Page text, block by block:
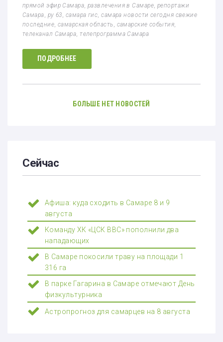
прямой эфир Самара ,развлечения в Самаре репортажи
Самара ру 63 самара гис ,самара новости сегодня свежие
последние самарская область самарские события
телеканал Самара ,телепрограмма Самара
ПОДРОБНЕЕ
БОЛЬШЕ НЕТ НОВОСТЕЙ
Сейчас
Афиша: куда сходить в Самаре 8 и 9
августа
Команду ХК «ЦСК ВВС» пополнили два
нападающих
В Самаре покосили траву на площади 1
316 га
В парке Гагарина в Самаре отмечают День
физкультурника
Астропрогноз для самарцев на 8 августа